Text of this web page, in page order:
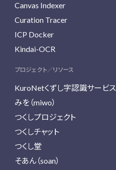
Canvas Indexer
Curation Tracer
ICP Docker
Kindai-OCR
プロジェクト／リソース
KuroNetくずし字認識サービス
みを（miwo）
つくしプロジェクト
つくしチャット
つくし堂
そあん（soan）